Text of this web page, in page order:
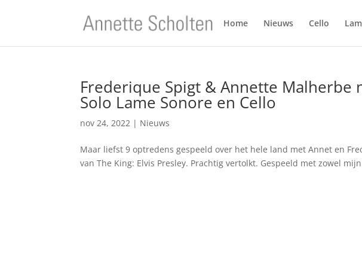
Home Nieuws Cello
Frederique Spigt & Annette Malherbe
Solo Lame Sonore en Cello
nov 24, 2022 | Nieuws
Maar liefst 9 optredens gespeeld over het hele land met Annet en
van The King: Elvis Presley. Prachtig vertolkt. Gespeeld met zowel